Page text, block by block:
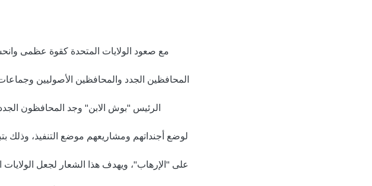
مع صعود الولايات المتحدة كقوة عظمى
المحافظين الجدد والمحافظين الأصوليين
الرئيس "بوش الابن" وجد المحافظون
لوضع أجنداتهم ومشاريعهم موضع التنفيذ،
على "الإرهاب"، ويهدف هذا الشعار لجعل